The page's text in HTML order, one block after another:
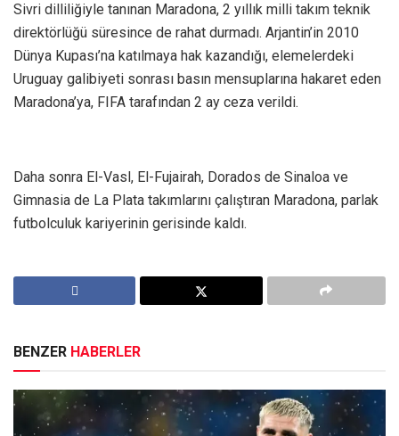
Sivri dilliliğiyle tanınan Maradona, 2 yıllık milli takım teknik
direktörlüğü süresince de rahat durmadı. Arjantin’in 2010
Dünya Kupası’na katılmaya hak kazandığı, elemelerdeki
Uruguay galibiyeti sonrası basın mensuplarına hakaret eden
Maradona’ya, FIFA tarafından 2 ay ceza verildi.
Daha sonra El-Vasl, El-Fujairah, Dorados de Sinaloa ve
Gimnasia de La Plata takımlarını çalıştıran Maradona, parlak
futbolculuk kariyerinin gerisinde kaldı.
BENZER HABERLER